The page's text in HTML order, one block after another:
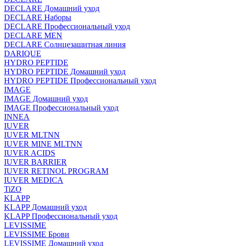
DECLARE Домашний уход
DECLARE Наборы
DECLARE Профессиональный уход
DECLARE MEN
DECLARE Солнцезащитная линия
DARIQUE
HYDRO PEPTIDE
HYDRO PEPTIDE Домашний уход
HYDRO PEPTIDE Профессиональный уход
IMAGE
IMAGE Домашний уход
IMAGE Профессиональный уход
INNEA
IUVER
IUVER MLTNN
IUVER MINE MLTNN
IUVER ACIDS
IUVER BARRIER
IUVER RETINOL PROGRAM
IUVER MEDICA
TiZO
KLAPP
KLAPP Домашний уход
KLAPP Профессиональный уход
LEVISSIME
LEVISSIME Брови
LEVISSIME Домашний уход